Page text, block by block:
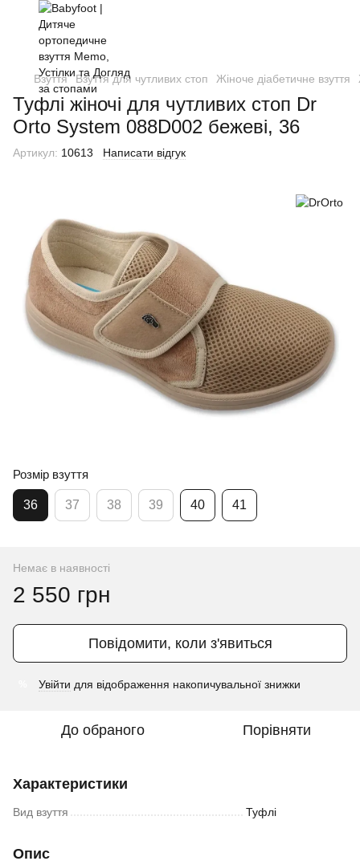
Взуття Взуття для чутливих стоп Жіноче діабетичне взуття
Туфлі жіночі для чутливих стоп Dr
Orto System 088D002 бежеві, 36
Артикул: 10613 Написати відгук
Розмір взуття
36 37 38 39 40 41
Немає в наявності
2 550 грн
Повідомити, коли з'явиться
Увійти для відображення накопичувальної знижки
До обраного Порівняти
Характеристики
Вид взуття Туфлі
Опис